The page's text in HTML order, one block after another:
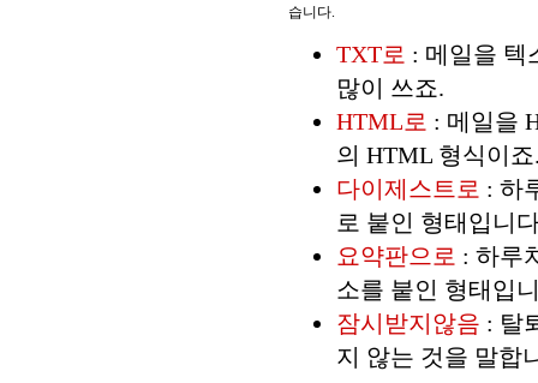
습니다.
TXT로 : 메일을 텍
많이 쓰죠.
HTML로 : 메일을
의 HTML 형식이
다이제스트로 : 하
로 붙인 형태입니
요약판으로 : 하루
소를 붙인 형태입
잠시받지않음 : 탈
지 않는 것을 말합